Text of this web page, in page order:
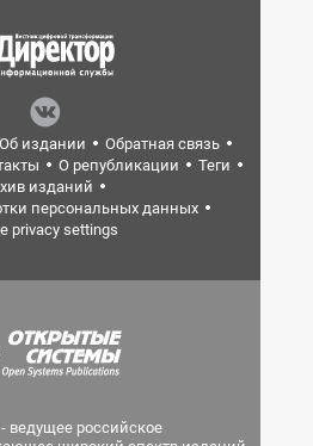
Об издании
Обратная связь
О републикации
Теги
изданий
персональных данных
privacy settings
ведущее российское